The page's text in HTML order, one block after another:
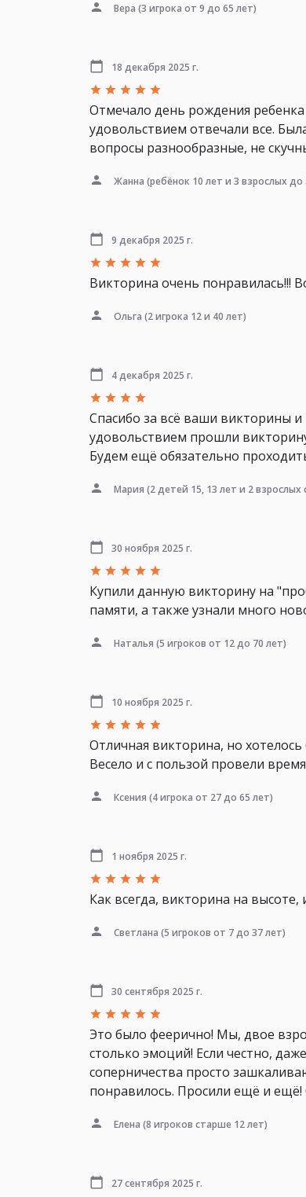
Вера (3 игрока от 9 до 65 лет)
18 декабря 2025 г.
Отмечало день рождения
удовольствием отвечали все.
вопросы разнообразные, не
Жанна (ребёнок 10 лет и 3 взрослых до
9 декабря 2025 г.
Викторина очень понравилась!!!
Ольга (2 игрока 12 и 40 лет)
4 декабря 2025 г.
Спасибо за всё ваши викторины
удовольствием прошли
Будем ещё обязательно
Мария (2 детей 15, 13 лет и 2 взрослых
30 ноября 2025 г.
Купили данную викторину на
памяти, а также узнали много
Наталья (5 игроков от 12 до 70 лет)
10 ноября 2025 г.
Отличная викторина, но
Весело и с пользой провели
Ксения (4 игрока от 27 до 65 лет)
1 ноября 2025 г.
Как всегда, викторина на высоте,
Светлана (5 игроков от 7 до 37 лет)
30 сентября 2025 г.
Это было феерично! Мы, двое
столько эмоций! Если честно,
соперничества просто
понравилось. Просили ещё и
Елена (8 игроков старше 12 лет)
27 сентября 2025 г.